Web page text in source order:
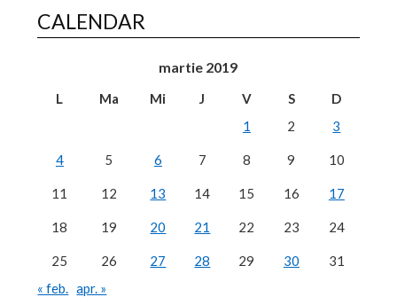
CALENDAR
martie 2019
L Ma Mi J V S
D
1
2 3
4 5 6 7 8 9 10
11 12 13 14 15 16 17
18 19 20 21 22 23 24
25 26 27 28 29 30
31
« feb. apr. »